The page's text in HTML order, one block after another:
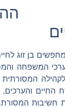
בן זוג
המשפחה
המסורתית
והערכים,